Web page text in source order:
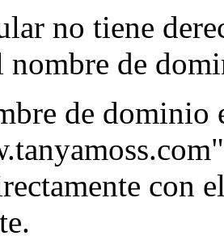
no tiene
nombre de
de
con